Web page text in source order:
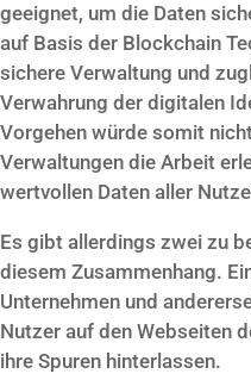
geeignet, um die Daten
auf Basis der Blockchain
sichere Verwaltung und
Verwahrung der digitalen
Vorgehen würde somit
Verwaltungen die Arbeit
wertvollen Daten aller
Es gibt allerdings zwei zu
diesem Zusammenhang.
Unternehmen und
Nutzer auf den Webseiten
ihre Spuren hinterlassen.